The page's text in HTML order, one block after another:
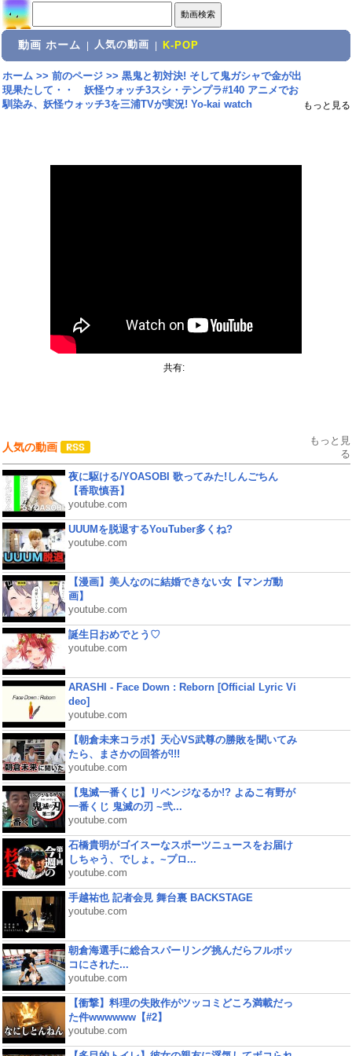
動画 ホーム 人気の動画 K-POP
ホーム>> 前のページ>> 黒鬼と初対決! そして鬼ガシャで金が出
現果たして・・ 妖怪ウォッチ3スシ・テンプラ#140 アニメでお
馴染み、妖怪ウォッチ3を三浦TVが実況! Yo-kai watch
もっと見る
共有:
人気の動画
もっと見
る
夜に駆ける/YOASOBI 歌ってみた!しんごちん
【香取慎吾】
youtube.com
UUUMを脱退するYouTuber多くね?
youtube.com
【漫画】美人なのに結婚できない女【マンガ動
画】
youtube.com
誕生日おめでとう♡
youtube.com
ARASHI - Face Down : Reborn [Official Lyric Vi
deo]
youtube.com
【朝倉未来コラボ】天心VS武尊の勝敗を聞いてみ
たら、まさかの回答が!!!
youtube.com
【鬼滅一番くじ】リベンジなるか!? よゐこ有野が
一番くじ 鬼滅の刃 ~弐...
youtube.com
石橋貴明がゴイスーなスポーツニュースをお届け
しちゃう、でしょ。~プロ...
youtube.com
手越祐也 記者会見 舞台裏 BACKSTAGE
youtube.com
朝倉海選手に総合スパーリング挑んだらフルボッ
コにされた...
youtube.com
【衝撃】料理の失敗作がツッコミどころ満載だっ
た件wwwwww【#2】
youtube.com